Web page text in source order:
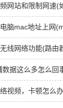
脑mac地址上网
线网络功能(路由
据这么多怎么回
视频，卡顿怎么办